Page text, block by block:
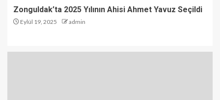
Zonguldak’ta 2025 Yılının Ahisi Ahmet Yavuz Seçildi
Eylül 19, 2025 admin